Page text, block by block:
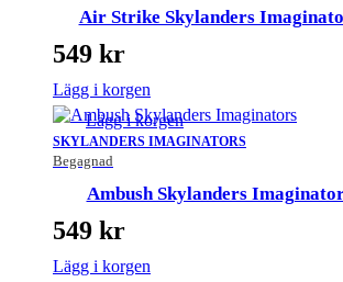
Air Strike Skylanders
549 kr
Lägg i korgen
SKYLANDERS IMAGINATORS
Begagnad
Lägg i korgen
Ambush Skylanders
549 kr
Lägg i korgen